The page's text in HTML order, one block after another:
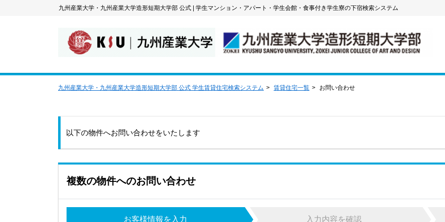
九州産業大学・九州産業大学造形短期大学部 公式 学生マンション・アパート・学生会館・食事付き学生寮の下宿検索システム
九州産業大学・九州産業大学造形短期大学部 公式 学生賃貸住宅検索システム 賃貸住宅一覧 お問い合わせ
以下の物件へお問い合わせをいたします
複数の物件へのお問い合わせ
お客様情報を入力 入力内容を確認